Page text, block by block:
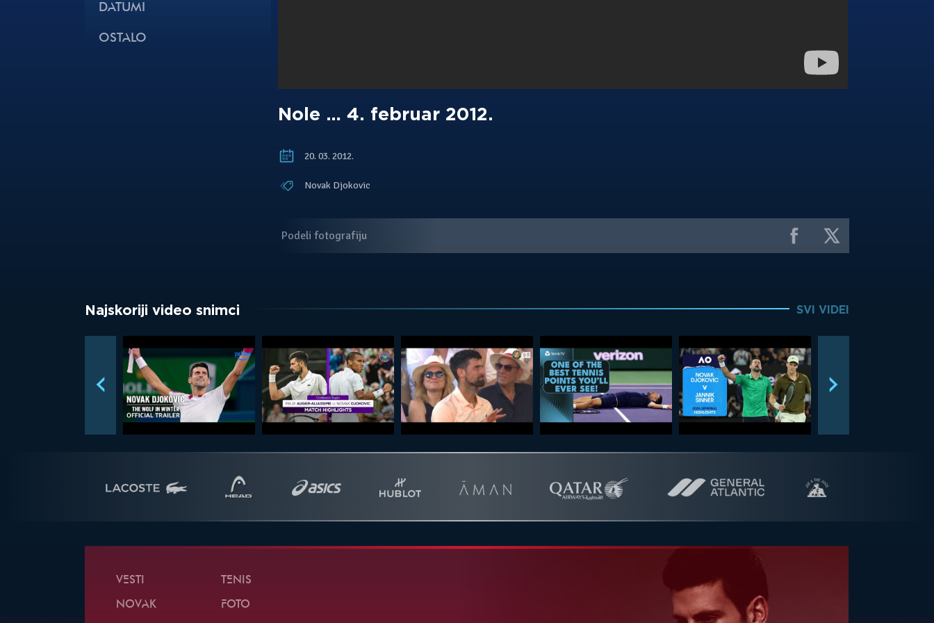
DATUMI
OSTALO
Nole … 4. februar 2012.
20. 03. 2012.
Novak Djokovic
Podeli fotografiju
Najskoriji video snimci SVI VIDEI
VESTI
NOVAK
TENIS
FOTO